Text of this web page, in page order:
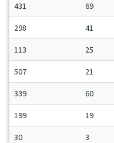
431 69
298 41
113 25
507 21
339 60
199 19
30 3